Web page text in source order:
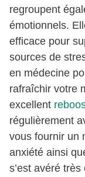
regroupent
émotionnels.
efficace pour
sources de
en médecine
rafraîchir votre
excellent
régulièrement
vous fournir un
anxiété ainsi
s’est avéré